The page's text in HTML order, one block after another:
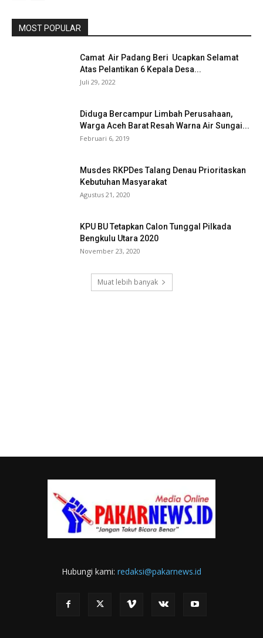
MOST POPULAR
Camat Air Padang Beri Ucapkan Selamat
Atas Pelantikan 6 Kepala Desa...
Juli 29, 2022
Diduga Bercampur Limbah Perusahaan,
Warga Aceh Barat Resah Warna Air Sungai...
Februari 6, 2019
Musdes RKPDes Talang Denau Prioritaskan
Kebutuhan Masyarakat
Agustus 21, 2020
KPU BU Tetapkan Calon Tunggal Pilkada
Bengkulu Utara 2020
November 23, 2020
Muat lebih banyak
Hubungi kami: redaksi@pakarnews.id